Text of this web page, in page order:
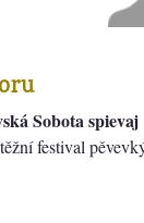
Sobota spievaj
festival